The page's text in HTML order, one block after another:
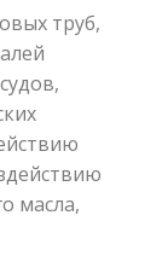
труб,
масла,